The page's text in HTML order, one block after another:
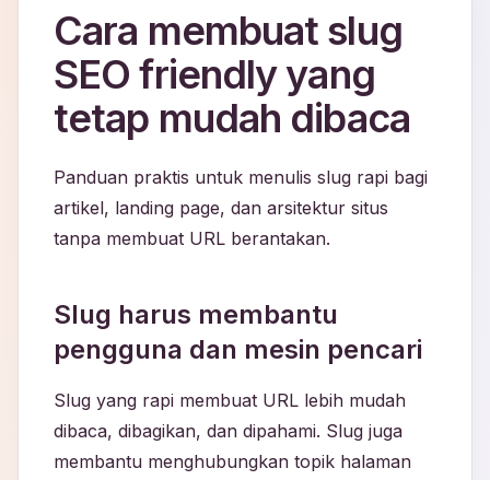
Cara membuat slug
SEO friendly yang
tetap mudah dibaca
Panduan praktis untuk menulis slug rapi bagi
artikel, landing page, dan arsitektur situs
tanpa membuat URL berantakan.
Slug harus membantu
pengguna dan mesin pencari
Slug yang rapi membuat URL lebih mudah
dibaca, dibagikan, dan dipahami. Slug juga
membantu menghubungkan topik halaman